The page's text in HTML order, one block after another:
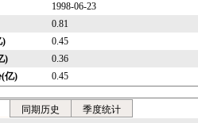
1998-06-23
0.81
)
0.45
)
0.36
亿)
0.45
同期历史 季度统计